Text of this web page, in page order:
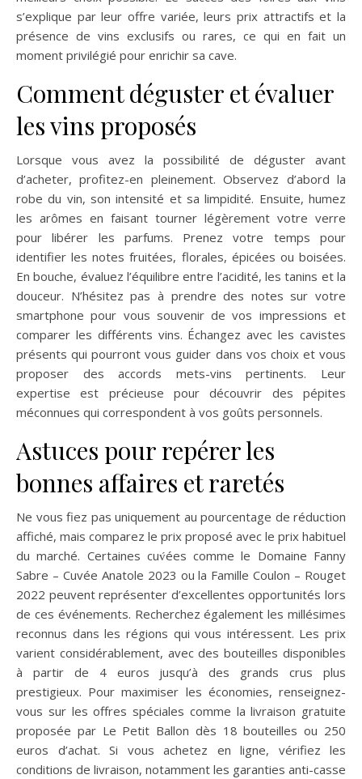
s’explique par leur offre variée, leurs prix attractifs et la
présence de vins exclusifs ou rares, ce qui en fait un
moment privilégié pour enrichir sa cave.
Comment déguster et évaluer
les vins proposés
Lorsque vous avez la possibilité de déguster avant
d’acheter, profitez-en pleinement. Observez d’abord la
robe du vin, son intensité et sa limpidité. Ensuite, humez
les arômes en faisant tourner légèrement votre verre
pour libérer les parfums. Prenez votre temps pour
identifier les notes fruitées, florales, épicées ou boisées.
En bouche, évaluez l’équilibre entre l’acidité, les tanins et la
douceur. N’hésitez pas à prendre des notes sur votre
smartphone pour vous souvenir de vos impressions et
comparer les différents vins. Échangez avec les cavistes
présents qui pourront vous guider dans vos choix et vous
proposer des accords mets-vins pertinents. Leur
expertise est précieuse pour découvrir des pépites
méconnues qui correspondent à vos goûts personnels.
Astuces pour repérer les
bonnes affaires et raretés
Ne vous fiez pas uniquement au pourcentage de réduction
affiché, mais comparez le prix proposé avec le prix habituel
du marché. Certaines cuv́ées comme le Domaine Fanny
Sabre – Cuvée Anatole 2023 ou la Famille Coulon – Rouget
2022 peuvent représenter d’excellentes opportunités lors
de ces événements. Recherchez également les millésimes
reconnus dans les régions qui vous intéressent. Les prix
varient considérablement, avec des bouteilles disponibles
à partir de 4 euros jusqu’à des grands crus plus
prestigieux. Pour maximiser les économies, renseignez-
vous sur les offres spéciales comme la livraison gratuite
proposée par Le Petit Ballon dès 18 bouteilles ou 250
euros d’achat. Si vous achetez en ligne, vérifiez les
conditions de livraison, notamment les garanties anti-casse